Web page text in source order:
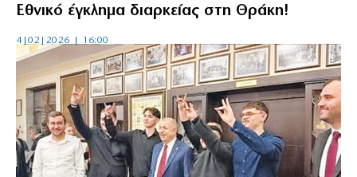
Εθνικό έγκλημα διαρκείας στη Θράκη!
4|02|2026 | 16:00